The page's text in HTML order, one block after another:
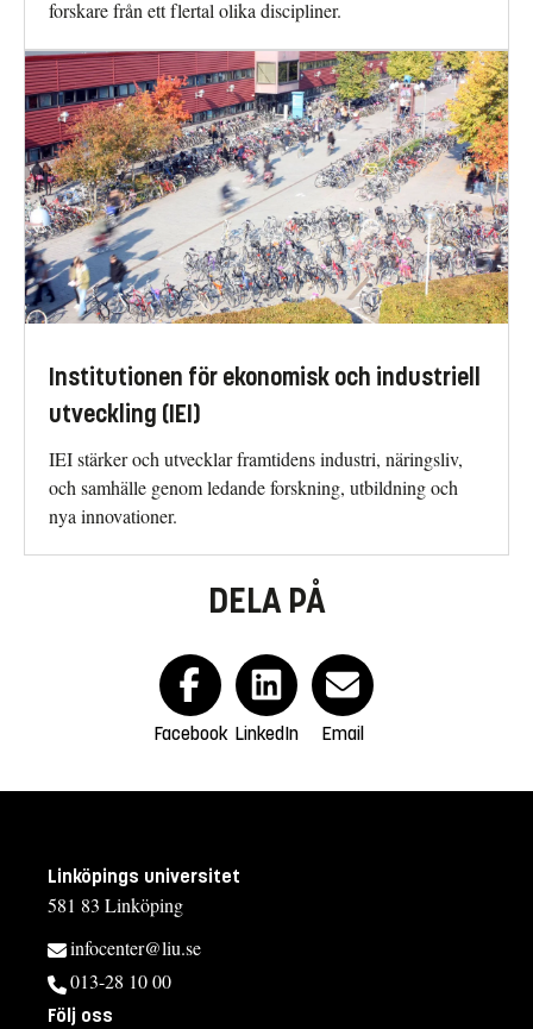
forskare från ett flertal olika discipliner.
Institutionen för ekonomisk och industriell
utveckling (IEI)
IEI stärker och utvecklar framtidens industri, näringsliv,
och samhälle genom ledande forskning, utbildning och
nya innovationer.
DELA PÅ
Facebook LinkedIn Email
Linköpings universitet
581 83 Linköping
infocenter@liu.se
013-28 10 00
Följ oss